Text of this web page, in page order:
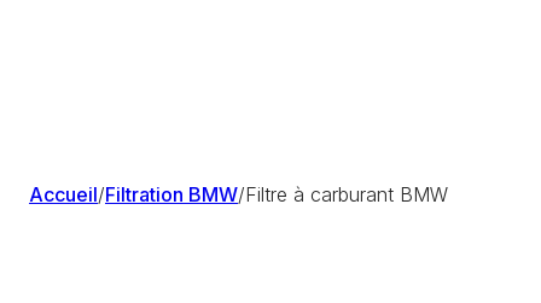
Accueil/Filtration BMW/Filtre à carburant BMW